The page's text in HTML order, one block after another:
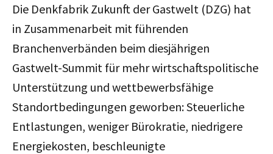
Die Denkfabrik Zukunft der Gastwelt (DZG) hat
in Zusammenarbeit mit führenden
Branchenverbänden beim diesjährigen
Gastwelt-Summit für mehr wirtschaftspolitische
Unterstützung und wettbewerbsfähige
Standortbedingungen geworben: Steuerliche
Entlastungen, weniger Bürokratie, niedrigere
Energiekosten, beschleunigte